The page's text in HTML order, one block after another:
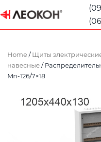
Home/Щиты
навесные/
Mn-126/7×18